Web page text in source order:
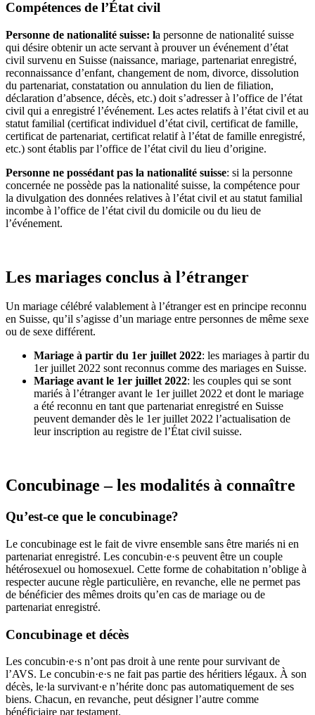
Compétences de l’État civil
Personne de nationalité suisse: la personne de nationalité suisse
qui désire obtenir un acte servant à prouver un événement d’état
civil survenu en Suisse (naissance, mariage, partenariat enregistré,
reconnaissance d’enfant, changement de nom, divorce, dissolution
du partenariat, constatation ou annulation du lien de filiation,
déclaration d’absence, décès, etc.) doit s’adresser à l’office de l’état
civil qui a enregistré l’événement. Les actes relatifs à l’état civil et au
statut familial (certificat individuel d’état civil, certificat de famille,
certificat de partenariat, certificat relatif à l’état de famille enregistré,
etc.) sont établis par l’office de l’état civil du lieu d’origine.
Personne ne possédant pas la nationalité suisse: si la personne
concernée ne possède pas la nationalité suisse, la compétence pour
la divulgation des données relatives à l’état civil et au statut familial
incombe à l’office de l’état civil du domicile ou du lieu de
l’événement.
Les mariages conclus à l’étranger
Un mariage célébré valablement à l’étranger est en principe reconnu
en Suisse, qu’il s’agisse d’un mariage entre personnes de même sexe
ou de sexe différent.
Mariage à partir du 1er juillet 2022: les mariages à partir du
1er juillet 2022 sont reconnus comme des mariages en Suisse.
Mariage avant le 1er juillet 2022: les couples qui se sont
mariés à l’étranger avant le 1er juillet 2022 et dont le mariage
a été reconnu en tant que partenariat enregistré en Suisse
peuvent demander dès le 1er juillet 2022 l’actualisation de
leur inscription au registre de l’État civil suisse.
Concubinage – les modalités à connaître
Qu’est-ce que le concubinage?
Le concubinage est le fait de vivre ensemble sans être mariés ni en
partenariat enregistré. Les concubin·e·s peuvent être un couple
hétérosexuel ou homosexuel. Cette forme de cohabitation n’oblige à
respecter aucune règle particulière, en revanche, elle ne permet pas
de bénéficier des mêmes droits qu’en cas de mariage ou de
partenariat enregistré.
Concubinage et décès
Les concubin·e·s n’ont pas droit à une rente pour survivant de
l’AVS. Le concubin·e·s ne fait pas partie des héritiers légaux. À son
décès, le·la survivant·e n’hérite donc pas automatiquement de ses
biens. Chacun, en revanche, peut désigner l’autre comme
bénéficiaire par testament.